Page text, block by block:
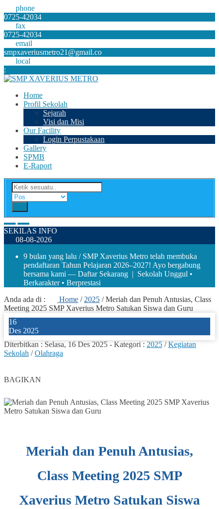
phone
0725-42034
fax
0725-42034
email
smpxaveriusmetro21@gmail.co
local
:
Home
Profil Sekolah
Sejarah
Visi dan Misi
Our Facility
Login Perpustakaan
Gallery
SPMB
E-Raport
SEKILAS INFO
08-08-2026
9 bulan yang lalu / SMP Xaverius Metro telah membuka
pendaftaran Tahun Pelajaran 2026–2027! Ayo bergabung
bersama kami — Daftar Sekarang | Sekolah Unggul •
Berkarakter • Berprestasi
Anda ada di :
Home / 2025 /Meriah dan Penuh Antusias, Class
Meeting 2025 SMP Xaverius Metro Satukan Siswa dan Guru
16
Des 2025
Diterbitkan : Selasa, 16 Des 2025 - Kategori : 2025 /Kegiatan
Sekolah /Olahraga
BAGIKAN
Meriah dan Penuh Antusias,
Class Meeting 2025 SMP
Xaverius Metro Satukan Siswa